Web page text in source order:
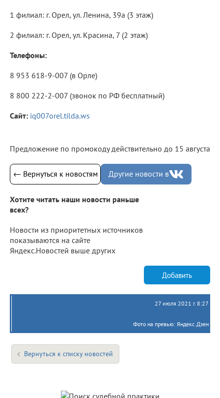
1 филиал: г. Орел, ул. Ленина, 39а (3 этаж)
2 филиал: г. Орел, ул. Красина, 7 (2 этаж)
Телефоны:
8 953 618-9-007 (в Орле)
8 800 222-2-007 (звонок по РФ бесплатный)
Сайт: iq007orel.tilda.ws
Предложение по промокоду действительно до 15 августа
← Вернуться к новостям Другие новости в
Хотите читать наши новости раньше
всех?
Новости из приоритетных источников
показываются на сайте
Яндекс.Новостей выше других
Добавить
27 июля 2021 г. 8:27
Фото на превью: Яндекс.Дзен
Вернуться к списку новостей